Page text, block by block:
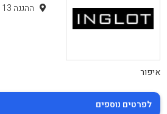
ההגנה 13 ראשון לציון , ראשון לציון
איפור
לפרטים נוספים